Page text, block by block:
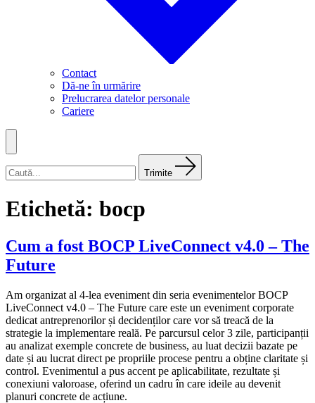
Contact
Dă-ne în urmărire
Prelucrarea datelor personale
Cariere
Meniu
după:
Trimite
Etichetă: bocp
Cum a fost BOCP LiveConnect v4.0 – The
Future
Am organizat al 4-lea eveniment din seria evenimentelor BOCP
LiveConnect v4.0 – The Future care este un eveniment corporate
dedicat antreprenorilor și decidenților care vor să treacă de la
strategie la implementare reală. Pe parcursul celor 3 zile, participanții
au analizat exemple concrete de business, au luat decizii bazate pe
date și au lucrat direct pe propriile procese pentru a obține claritate și
control. Evenimentul a pus accent pe aplicabilitate, rezultate și
conexiuni valoroase, oferind un cadru în care ideile au devenit
planuri concrete de acțiune.